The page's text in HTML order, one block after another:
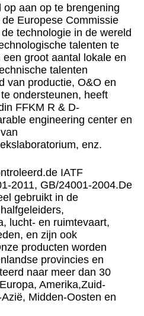
op aan op te brengening
Europese Commissie
technologie in de wereld
talenten te
een groot aantal lokale en
talenten
van productie, O&O en
ondersteunen, heeft
in FFKM R & D-
engineering center en
enz.
de IATF
2011, GB/24001-2004.De
gebruikt in de
halfgeleiders,
lucht- en ruimtevaart,
, en zijn ook
producten worden
provincies en
naar meer dan 30
Amerika,Zuid-
Midden-Oosten en